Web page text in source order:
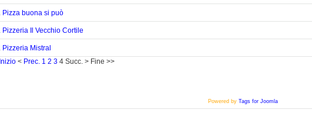
Pizza buona si può
Pizzeria Il Vecchio Cortile
Pizzeria Mistral
Inizio< Prec. 1 2 3 4 Succ.> Fine >>
Powered by Tags for Joomla